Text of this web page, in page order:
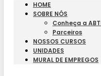
HOME
SOBRE NÓS
Conheça a
Parceiros
NOSSOS CURSOS
UNIDADES
MURAL DE EMPREGOS